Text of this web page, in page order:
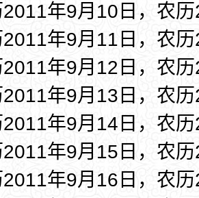
年9月10日，农
年9月11日，农
年9月12日，农
年9月13日，农
年9月14日，农
年9月15日，农
年9月16日，农